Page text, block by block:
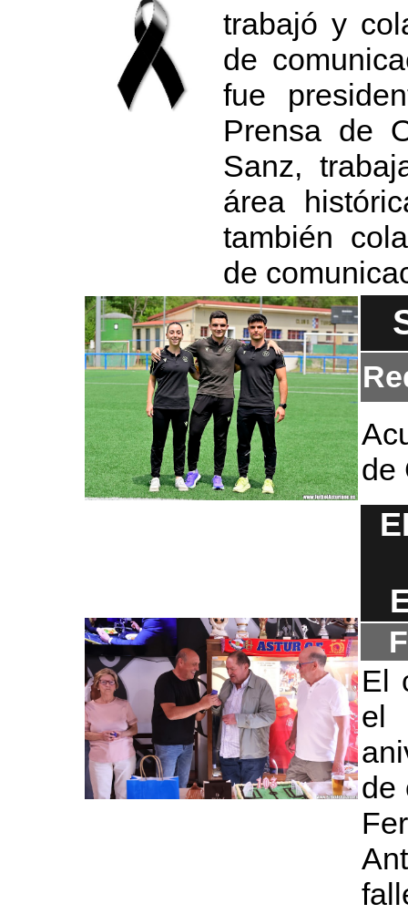
trabajó y
de
fue
Prensa de
Sanz,
área
también
de
de
El
el
de